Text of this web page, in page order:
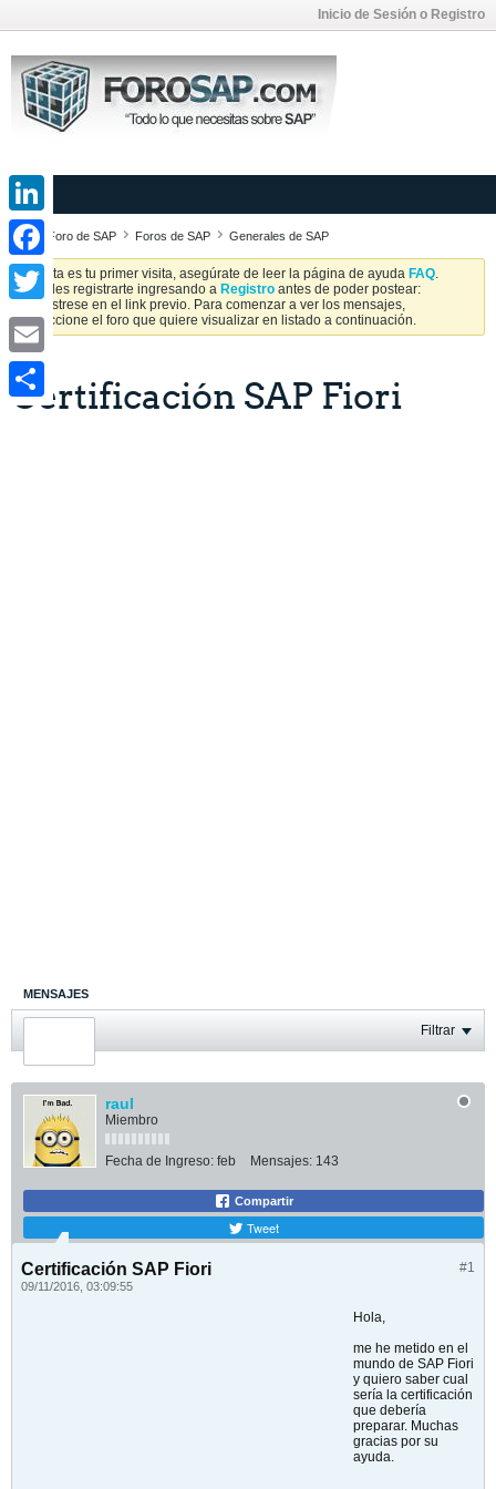
Inicio de Sesión o Registro
Foro de SAP Foros de SAP Generales de SAP
Si esta es tu primer visita, asegúrate de leer la página de ayuda FAQ.
Puedes registrarte ingresando a Registro antes de poder postear:
Regístrese en el link previo. Para comenzar a ver los mensajes,
seleccione el foro que quiere visualizar en listado a continuación.
Certificación SAP Fiori
MENSAJES
ÚLTIMA ACTIVIDAD Filtrar
raul
Miembro
Fecha de Ingreso: feb Mensajes: 143
Compartir
Tweet
#1
Certificación SAP Fiori
09/11/2016, 03:09:55
Hola,
me he metido en el
mundo de SAP Fiori
y quiero saber cual
sería la certificación
que debería
preparar. Muchas
gracias por su
ayuda.
LinkedIn
Facebook
Twitter
Email